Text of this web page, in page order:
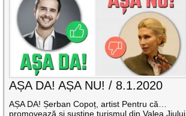
AȘA DA! AȘA NU! / 8.1.2020
AȘA DA! Șerban Copoț, artist Pentru că…
promovează și susține turismul din Valea Jiului.